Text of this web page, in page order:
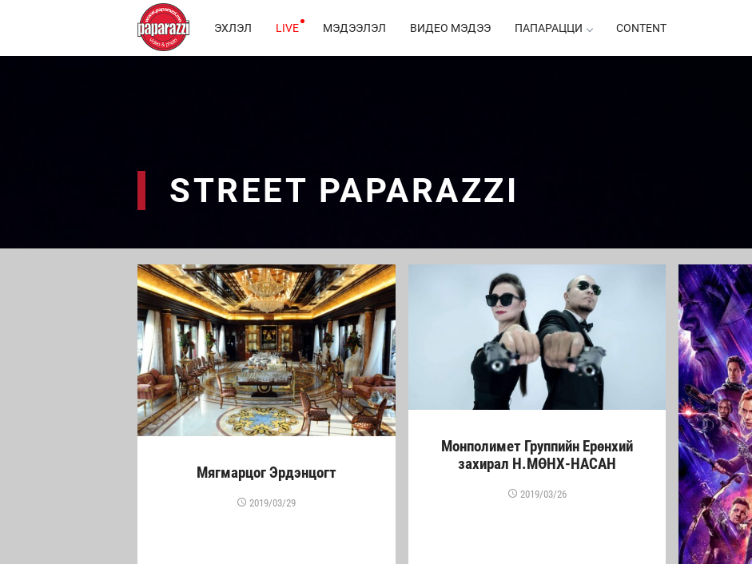
ЭХЛЭЛ LIVE МЭДЭЭЛЭЛ ВИДЕО МЭДЭЭ ПАПАРАЦЦИ CONTENT
STREET PAPARAZZI
Мягмарцог Эрдэнцогт
2019/03/29
Монполимет Группийн Ерөнхий
захирал Н.МӨНХ-НАСАН
2019/03/26